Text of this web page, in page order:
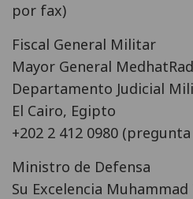
por fax)
Fiscal General Militar
Mayor General
Departamento Judicial
El Cairo, Egipto
+202 2 412 0980
Ministro de Defensa
Su Excelencia